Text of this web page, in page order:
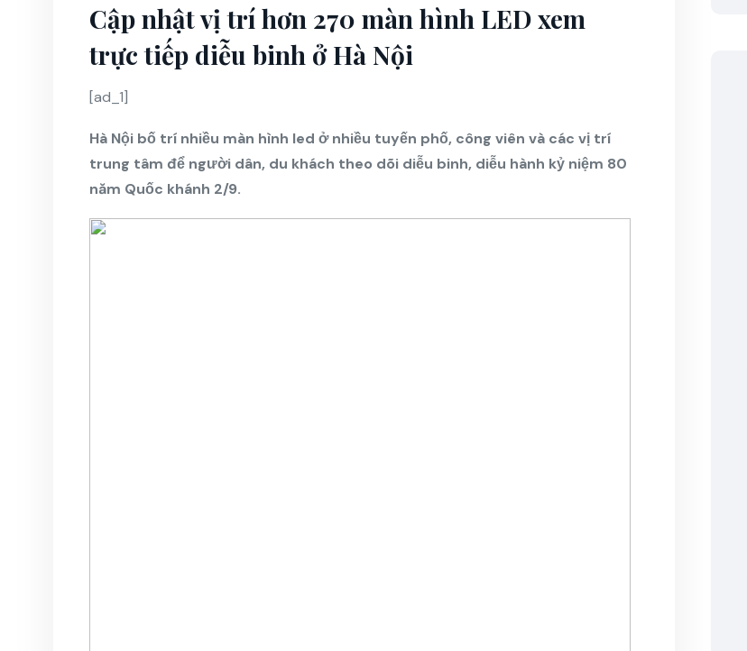
Cập nhật vị trí hơn 270 màn hình LED xem
trực tiếp diễu binh ở Hà Nội
[ad_1]
Hà Nội bố trí nhiều màn hình led ở nhiều tuyến phố, công viên và các vị trí
trung tâm để người dân, du khách theo dõi diễu binh, diễu hành kỷ niệm 80
năm Quốc khánh 2/9.